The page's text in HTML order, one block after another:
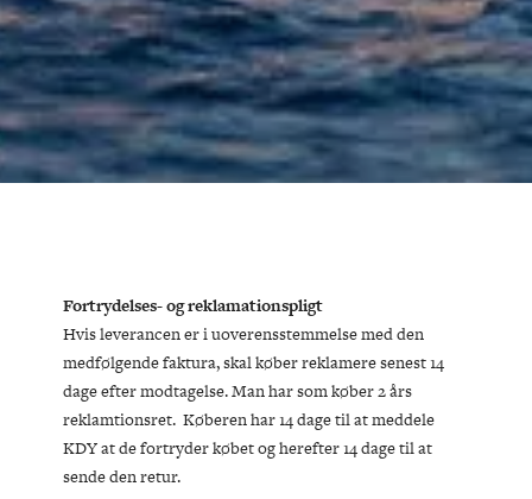
Fortrydelses- og reklamationspligt
Hvis leverancen er i uoverensstemmelse med den
medfølgende faktura, skal køber reklamere senest 14
dage efter modtagelse. Man har som køber 2 års
reklamtionsret. Køberen har 14 dage til at meddele
KDY at de fortryder købet og herefter 14 dage til at
sende den retur.